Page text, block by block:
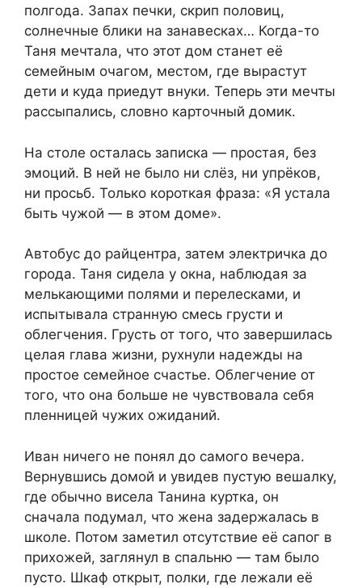
полгода. Запах печки, скрип половиц,
солнечные блики на занавесках… Когда-то
Таня мечтала, что этот дом станет её
семейным очагом, местом, где вырастут
дети и куда приедут внуки. Теперь эти мечты
рассыпались, словно карточный домик.
На столе осталась записка — простая, без
эмоций. В ней не было ни слёз, ни упрёков,
ни просьб. Только короткая фраза: «Я устала
быть чужой — в этом доме».
Автобус до райцентра, затем электричка до
города. Таня сидела у окна, наблюдая за
мелькающими полями и перелесками, и
испытывала странную смесь грусти и
облегчения. Грусть от того, что завершилась
целая глава жизни, рухнули надежды на
простое семейное счастье. Облегчение от
того, что она больше не чувствовала себя
пленницей чужих ожиданий.
Иван ничего не понял до самого вечера.
Вернувшись домой и увидев пустую вешалку,
где обычно висела Танина куртка, он
сначала подумал, что жена задержалась в
школе. Потом заметил отсутствие её сапог в
прихожей, заглянул в спальню — там было
пусто. Шкаф открыт, полки, где лежали её